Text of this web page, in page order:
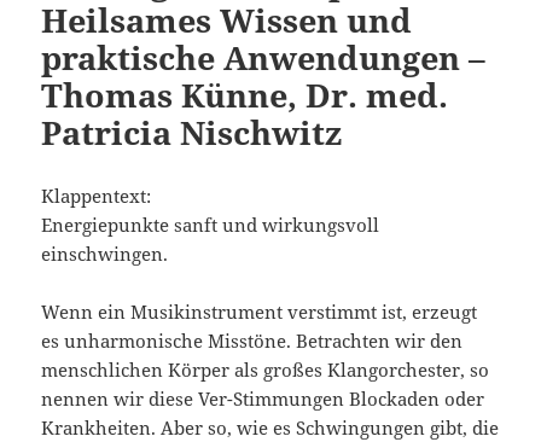
Heilsames Wissen und
praktische Anwendungen –
Thomas Künne, Dr. med.
Patricia Nischwitz
Klappentext:
Energiepunkte sanft und wirkungsvoll
einschwingen.
Wenn ein Musikinstrument verstimmt ist, erzeugt
es unharmonische Misstöne. Betrachten wir den
menschlichen Körper als großes Klangorchester, so
nennen wir diese Ver-Stimmungen Blockaden oder
Krankheiten. Aber so, wie es Schwingungen gibt, die